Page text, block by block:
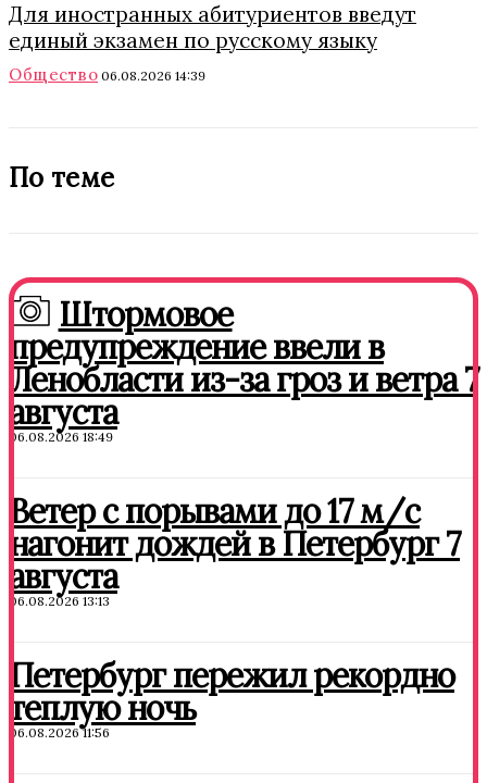
Для иностранных абитуриентов введут
единый экзамен по русскому языку
Общество 06.08.2026 14:39
По теме
Штормовое
предупреждение ввели в
Ленобласти из-за гроз и ветра 7
августа
06.08.2026 18:49
Ветер с порывами до 17 м/с
нагонит дождей в Петербург 7
августа
06.08.2026 13:13
Петербург пережил рекордно
теплую ночь
06.08.2026 11:56